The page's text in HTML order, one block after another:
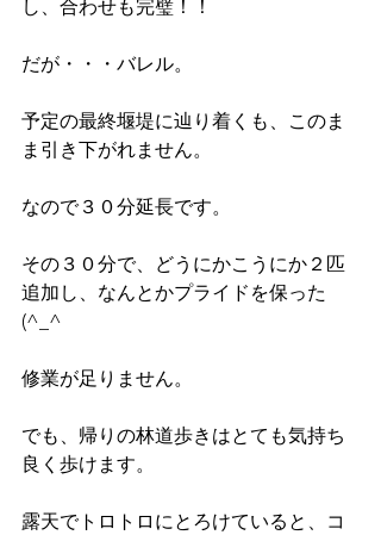
し、合わせも完璧！！
だが・・・バレル。
予定の最終堰堤に辿り着くも、このま
ま引き下がれません。
なので３０分延長です。
その３０分で、どうにかこうにか２匹
追加し、なんとかプライドを保った
(^_^ゞ
修業が足りません。
でも、帰りの林道歩きはとても気持ち
良く歩けます。
露天でトロトロにとろけていると、コ